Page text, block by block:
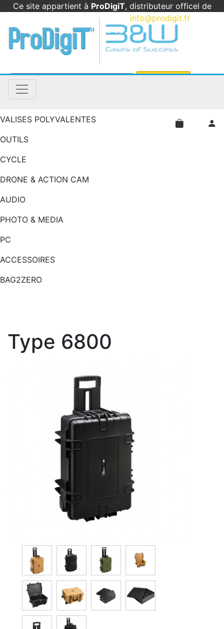
Ce site appartient à ProDigiT, distributeur officel de
B&W International en France
info@prodigit.fr
46 05 92 61
VALISES POLYVALENTES
OUTILS
CYCLE
DRONE & ACTION CAM
AUDIO
PHOTO & MEDIA
PC
ACCESSOIRES
BAG2ZERO
Type 6800